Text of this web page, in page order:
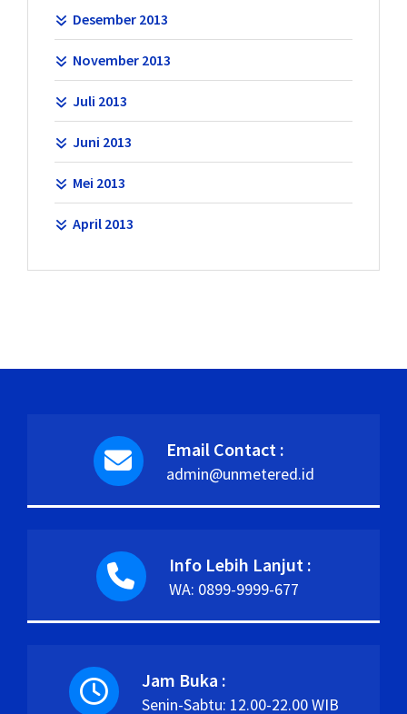
Desember 2013
November 2013
Juli 2013
Juni 2013
Mei 2013
April 2013
Email Contact :
admin@unmetered.id
Info Lebih Lanjut :
WA: 0899-9999-677
Jam Buka :
Senin-Sabtu: 12.00-22.00 WIB